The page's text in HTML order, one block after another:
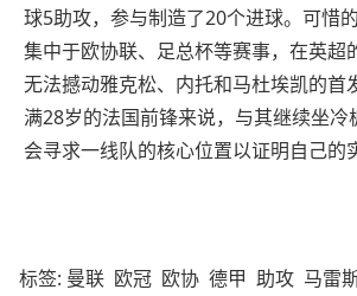
球5助攻，参与制造了20个进球。可惜
集中于欧协联、足总杯等赛事，在英超
无法撼动雅克松、内托和马杜埃凯的首
满28岁的法国前锋来说，与其继续坐冷
会寻求一线队的核心位置以证明自己的
标签: 曼联 欧冠 欧协 德甲 助攻 马雷